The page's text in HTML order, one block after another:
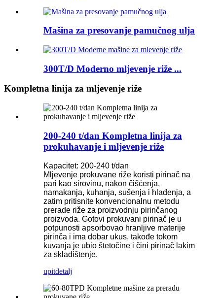
Mašina za presovanje pamučnog ulja
300T/D Moderno mljevenje riže ...
Kompletna linija za mljevenje riže
200-240 t/dan Kompletna linija za
prokuhavanje i mljevenje riže
Kapacitet: 200-240 t/dan
Mljevenje prokuvane riže koristi pirinač na
pari kao sirovinu, nakon čišćenja,
namakanja, kuhanja, sušenja i hlađenja, a
zatim pritisnite konvencionalnu metodu
prerade riže za proizvodnju pirinčanog
proizvoda. Gotovi prokuvani pirinač je u
potpunosti apsorbovao hranljive materije
pirinča i ima dobar ukus, takođe tokom
kuvanja je ubio štetočine i čini pirinač lakim
za skladištenje.
upitdetalj